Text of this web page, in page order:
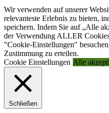
Wir verwenden auf unserer
relevanteste Erlebnis zu bieten,
speichern. Indem Sie auf „Alle
der Verwendung ALLER
"Cookie-Einstellungen"
Zustimmung zu erteilen.
Cookie Einstellungen Alle
Schließen